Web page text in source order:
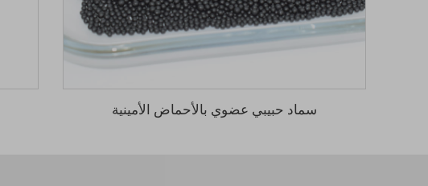
سماد حبيبي عضوي بالأحماض الأمينية